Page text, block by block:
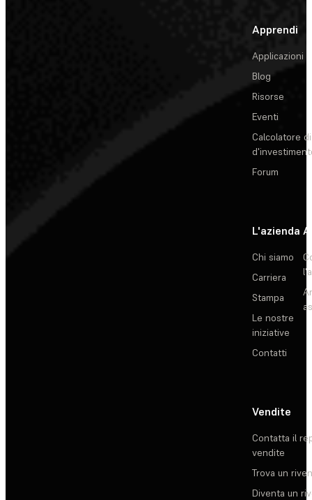
Apprendi
Applicazioni
Blog
Risorse
Eventi
Calcolatore
Forum
L'azienda
Chi siamo
Carriera
Stampa
Le nostre
iniziative
Contatti
Vendite
Contatta il
vendite
Trova un
Diventa un